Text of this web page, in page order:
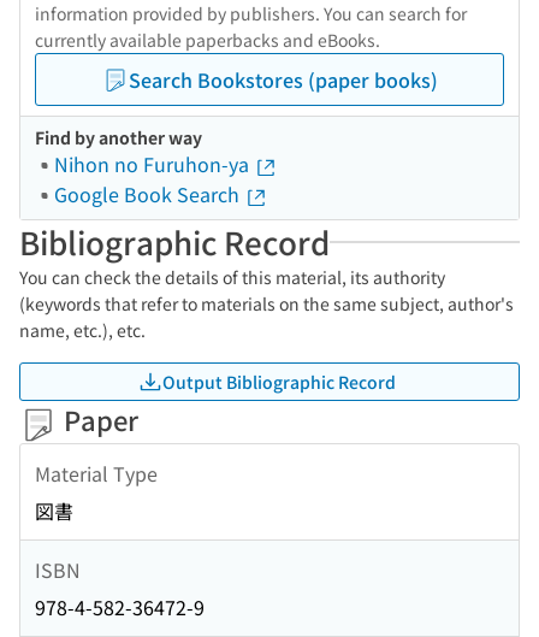
information provided by publishers. You can search for
currently available paperbacks and eBooks.
Search Bookstores (paper books)
Find by another way
Nihon no Furuhon-ya
Google Book Search
Bibliographic Record
You can check the details of this material, its authority
(keywords that refer to materials on the same subject, author's
name, etc.), etc.
Output Bibliographic Record
Paper
Material Type
図書
ISBN
978-4-582-36472-9